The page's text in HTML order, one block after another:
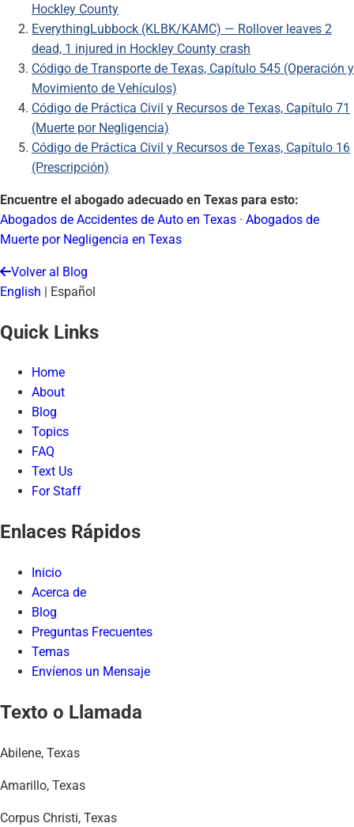
Hockley County
EverythingLubbock (KLBK/KAMC) — Rollover leaves 2
dead, 1 injured in Hockley County crash
Código de Transporte de Texas, Capítulo 545 (Operación y
Movimiento de Vehículos)
Código de Práctica Civil y Recursos de Texas, Capítulo 71
(Muerte por Negligencia)
Código de Práctica Civil y Recursos de Texas, Capítulo 16
(Prescripción)
Encuentre el abogado adecuado en Texas para esto:
Abogados de Accidentes de Auto en Texas · Abogados de
Muerte por Negligencia en Texas
Volver al Blog
English | Español
Quick Links
Home
About
Blog
Topics
FAQ
Text Us
For Staff
Enlaces Rápidos
Inicio
Acerca de
Blog
Preguntas Frecuentes
Temas
Envíenos un Mensaje
Texto o Llamada
Abilene, Texas
Amarillo, Texas
Corpus Christi, Texas